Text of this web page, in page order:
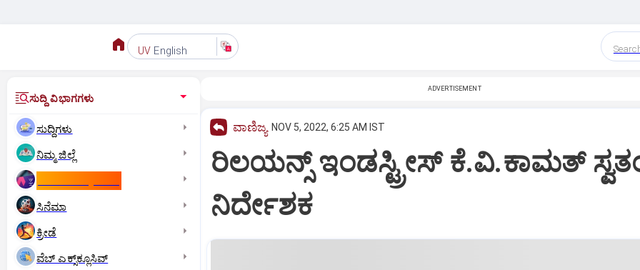
UV English
ಸುದ್ದಿ ವಿಭಾಗಗಳು
ಸುದ್ದಿಗಳು
ನಿಮ್ಮ ಜಿಲ್ಲೆ
ಸಿನೆಮಾ
ಕ್ರೀಡೆ
ವೆಬ್ ಎಕ್ಸ್‌ಕ್ಲೂಸಿವ್
ADVERTISEMENT
ವಾಣಿಜ್ಯ NOV 5, 2022, 6:25 AM IST
ರಿಲಯನ್ಸ್‌ ಇಂಡಸ್ಟ್ರೀಸ್‌ ಕೆ.ವಿ.ಕಾಮತ್‌
ನಿರ್ದೇಶಕ